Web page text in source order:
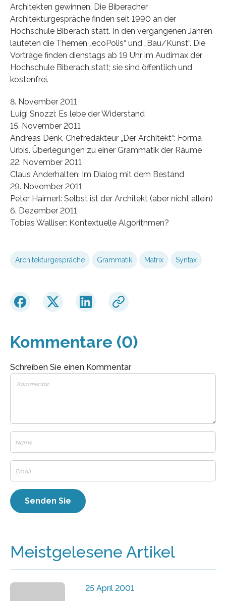
Architekten gewinnen. Die Biberacher
Architekturgespräche finden seit 1990 an der
Hochschule Biberach statt. In den vergangenen Jahren
lauteten die Themen „ecoPolis“ und „Bau/Kunst“. Die
Vorträge finden dienstags ab 19 Uhr im Audimax der
Hochschule Biberach statt; sie sind öffentlich und
kostenfrei.
8. November 2011
Luigi Snozzi: Es lebe der Widerstand
15. November 2011
Andreas Denk, Chefredakteur „Der Architekt“: Forma
Urbis. Überlegungen zu einer Grammatik der Räume
22. November 2011
Claus Anderhalten: Im Dialog mit dem Bestand
29. November 2011
Peter Haimerl: Selbst ist der Architekt (aber nicht allein)
6. Dezember 2011
Tobias Walliser: Kontextuelle Algorithmen?
Architekturgespräche Grammatik Matrix Syntax
Kommentare (0)
Schreiben Sie einen Kommentar
Meistgelesene Artikel
25 April 2001